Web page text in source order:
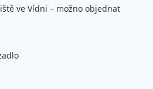
ve Vídni – možno objednat